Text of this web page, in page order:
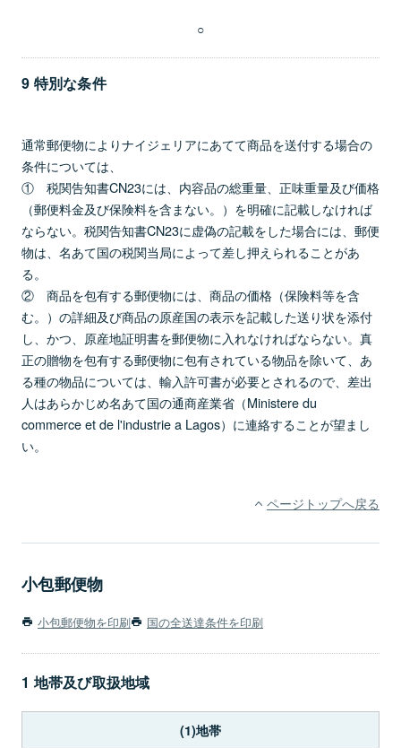
○
9 特別な条件
通常郵便物によりナイジェリアにあてて商品を送付する場合の
条件については、
① 税関告知書CN23には、内容品の総重量、正味重量及び価格
（郵便料金及び保険料を含まない。）を明確に記載しなければ
ならない。税関告知書CN23に虚偽の記載をした場合には、郵便
物は、名あて国の税関当局によって差し押えられることがあ
る。
② 商品を包有する郵便物には、商品の価格（保険料等を含
む。）の詳細及び商品の原産国の表示を記載した送り状を添付
し、かつ、原産地証明書を郵便物に入れなければならない。真
正の贈物を包有する郵便物に包有されている物品を除いて、あ
る種の物品については、輸入許可書が必要とされるので、差出
人はあらかじめ名あて国の通商産業省（Ministere du
commerce et de l'industrie a Lagos）に連絡することが望まし
い。
ページトップへ戻る
小包郵便物
小包郵便物を印刷 国の全送達条件を印刷
1 地帯及び取扱地域
(1)地帯